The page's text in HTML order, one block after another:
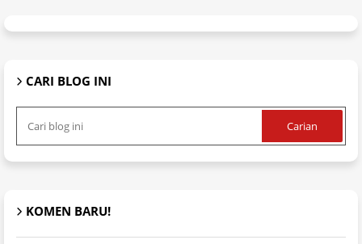
CARI BLOG INI
KOMEN BARU!